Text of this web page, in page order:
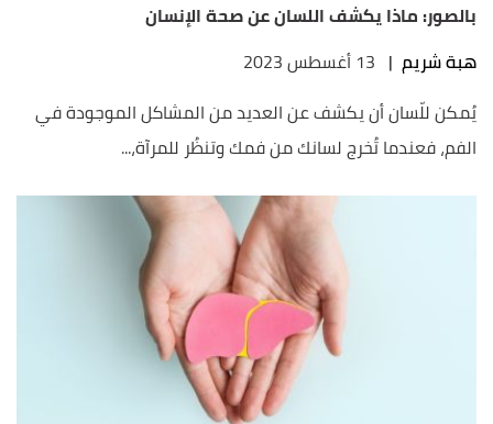
بالصور: ماذا يكشف اللسان عن صحة الإنسان
هبة شريم | 13 أغسطس 2023
يُمكن للّسان أن يكشف عن العديد من المشاكل الموجودة في
الفم، فعندما تُخرج لسانك من فمك وتنظُر للمرآة،...